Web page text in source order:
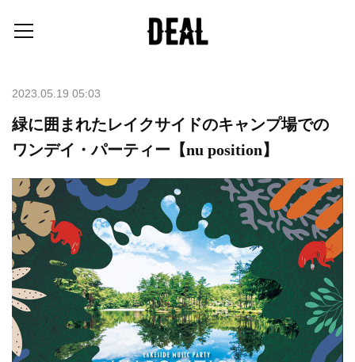
2023.05.19 05:03
緑に囲まれたレイクサイドのキャンプ場での
ワンデイ・パーティー【nu position】